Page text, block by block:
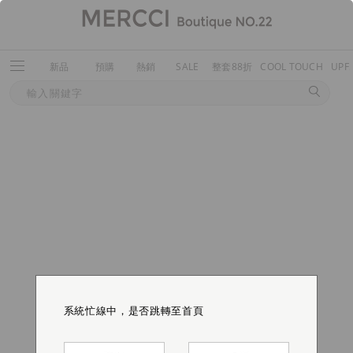
新品 預購 熱銷 SALE 整套88折 COOL TOUCH
系統忙線中，是否跳轉至首頁
系統忙線中，是否跳轉至首頁
系統忙線中，是否跳轉至首頁
系統忙線中，是否跳轉至首頁
系統忙線中，是否跳轉至首頁